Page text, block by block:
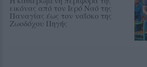
εικόνας από τον Ιερό Ναό της
Παναγίας έως τον ναΐσκο της
Ζωοδόχου Πηγής